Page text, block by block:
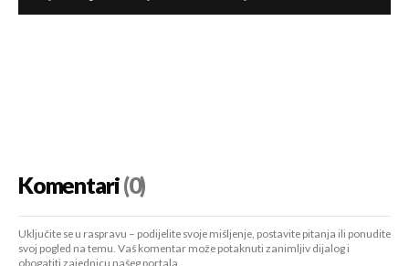
Komentari(0)
Uključite se u raspravu – podijelite svoje mišljenje, postavite pitanja ili ponudite
svoj pogled na temu. Vaš komentar može potaknuti zanimljiv dijalog i